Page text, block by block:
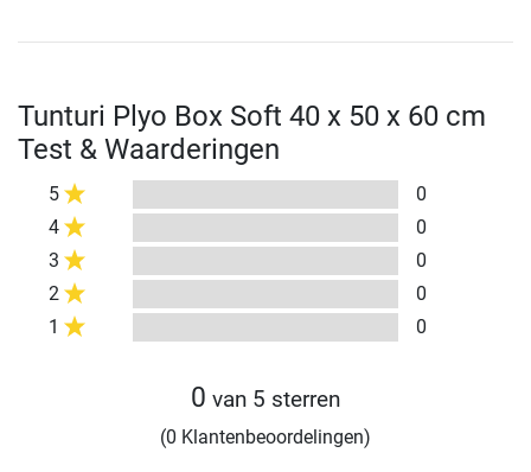
Tunturi Plyo Box Soft 40 x 50 x 60 cm
Test & Waarderingen
5
0
4
0
3
0
2
0
1
0
0 van 5 sterren
(0 Klantenbeoordelingen)